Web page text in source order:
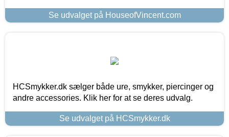
Se udvalget på HouseofVincent.com
HCSmykker.dk sælger både ure, smykker, piercinger og
andre accessories. Klik her for at se deres udvalg.
Se udvalget på HCSmykker.dk